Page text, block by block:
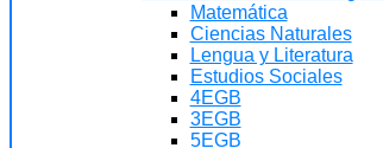
Matemática
Ciencias Naturales
Lengua y Literatura
Estudios Sociales
4EGB
3EGB
5EGB